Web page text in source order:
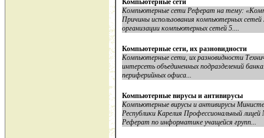
Компьютерные сети
Компьютерные сети Реферат на тему:
Причины использования компьютерных
организации компьютерных сетей 5....
Компьютерные сети, их разновидности
Компьютерные сети, их разновидности
интерсеть объединенных подразделений
периферийных офиса...
Компьютерные вирусы и антивирусы
Компьютерные вирусы и антивирусы
Республики Карелия Профессиональный
Реферат по информатике учащейся групп...